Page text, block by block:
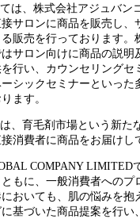
は、株式会社アジュバン
サロンに商品を販売し、
販売を行っております。
サロン向けに商品の説明
行い、カウンセリングセ
シックセミナーといった
ます。
、育毛剤市場という新た
消費者に商品をお届けし
COMPANY LIMITED
もに、一般消費者へのプ
おいても、肌の悩みを抱
基づいた商品提案を行い